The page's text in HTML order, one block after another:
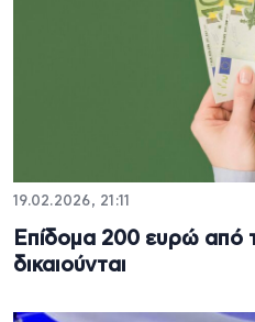
19.02.2026, 21:11
Επίδομα 200 ευρώ από
δικαιούνται